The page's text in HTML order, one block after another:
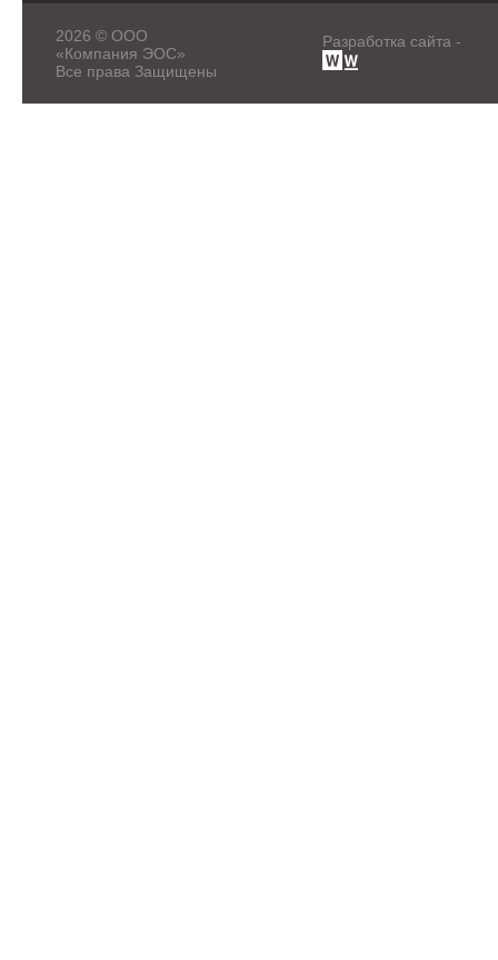
2026 © ООО
«Компания ЭОС»
Все права Защищены
Разработка сайта -